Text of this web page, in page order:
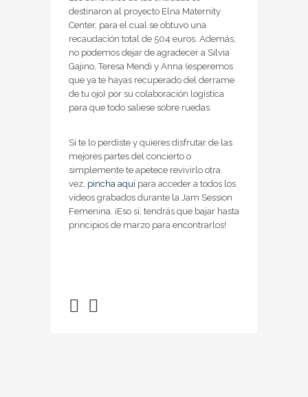
destinaron al proyecto Elna Maternity
Center, para el cual se obtuvo una
recaudación total de 504 euros. Además,
no podemos dejar de agradecer a Silvia
Gajino, Teresa Mendi y Anna (esperemos
que ya te hayas recuperado del derrame
de tu ojo) por su colaboración logística
para que todo saliese sobre ruedas.
Si te lo perdiste y quieres disfrutar de las
mejores partes del concierto o
simplemente te apetece revivirlo otra
vez, pincha aquí para acceder a todos los
vídeos grabados durante la Jam Session
Femenina. ¡Eso sí, tendrás que bajar hasta
principios de marzo para encontrarlos!